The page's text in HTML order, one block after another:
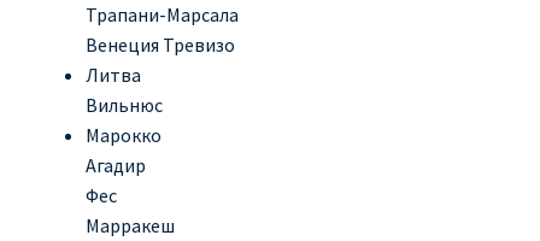
Трапани-Марсала
Венеция Тревизо
Литва
Вильнюс
Марокко
Агадир
Фес
Марракеш